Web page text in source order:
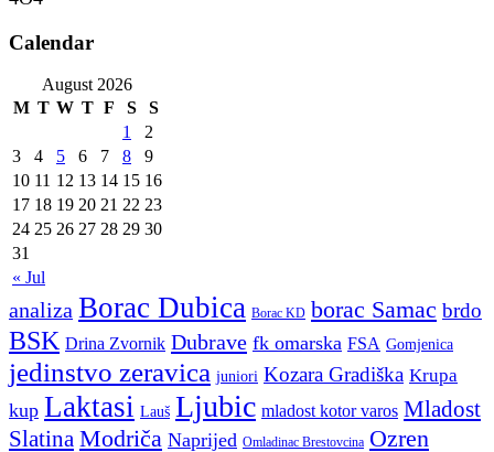
Calendar
August 2026
M T W T F S S
« Jul
1
2
3
4 5 6 7 8
9
10 11 12 13 14 15 16
17 18 19 20 21 22 23
24 25 26 27 28 29 30
31
analiza Borac Dubica Borac KD borac Samac brdo
BSK Drina Zvornik Dubrave fk omarska FSA Gomjenica
jedinstvo zeravica juniori Kozara Gradiška Krupa
kup Laktasi Lauš Ljubic mladost kotor varos Mladost
Slatina Modriča Naprijed Omladinac Brestovcina Ozren